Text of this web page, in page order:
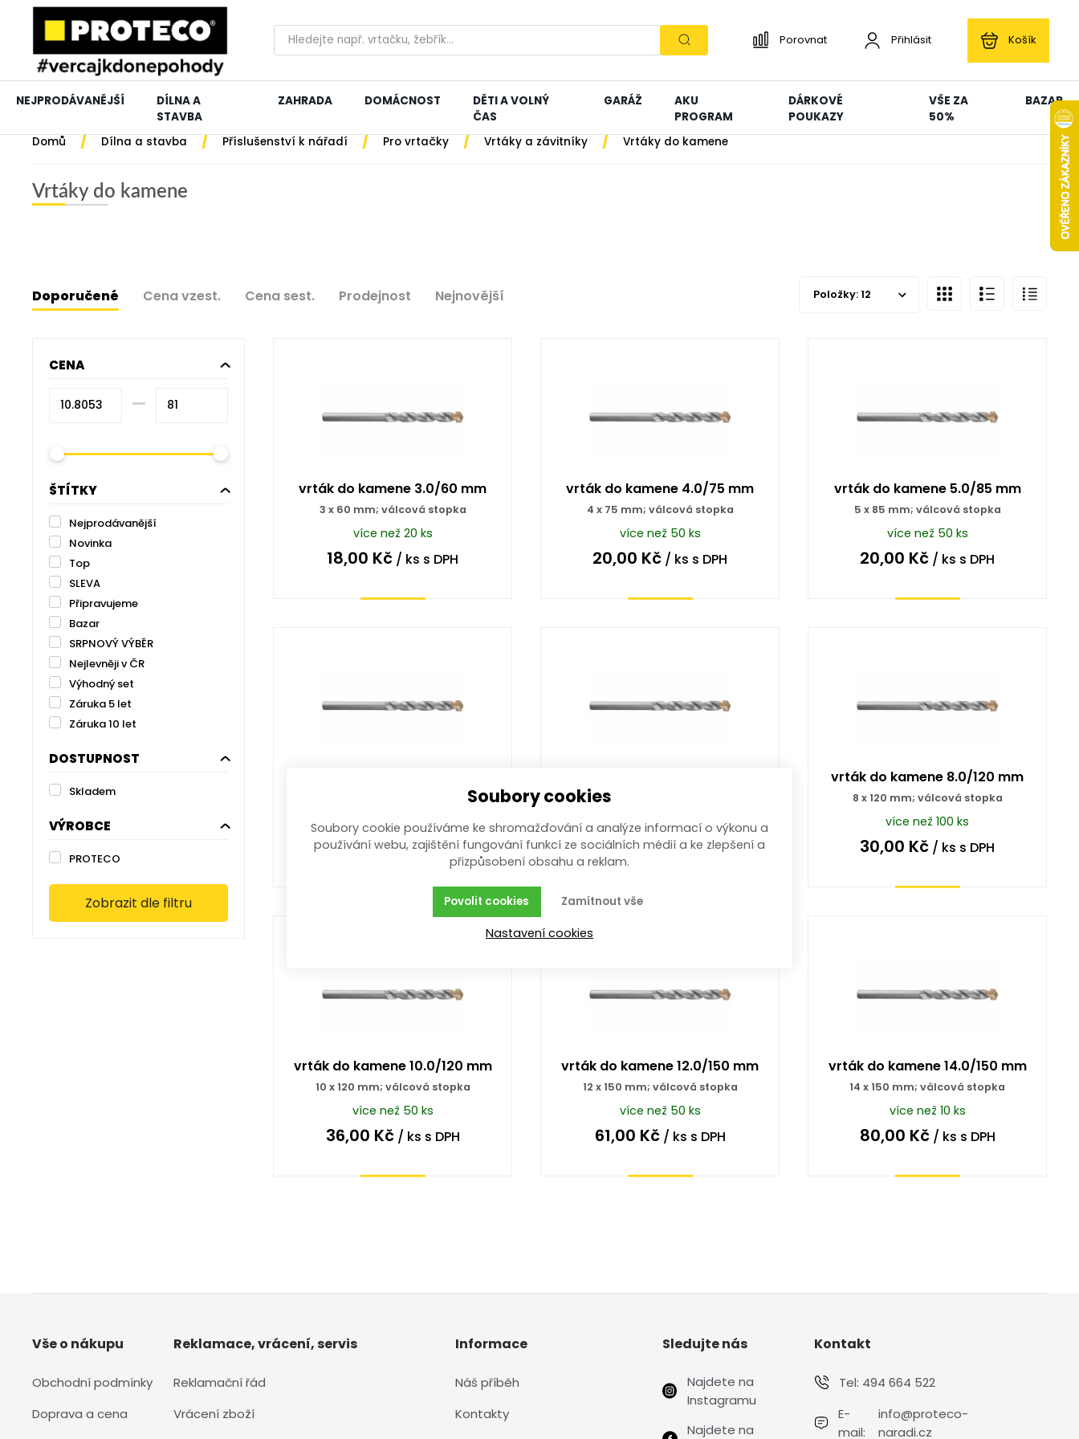
Porovnat Přihlásit Košík
NEJPRODÁVANĚJŠÍ
DÍLNA A
STAVBA
ZAHRADA DOMÁCNOST
DĚTI A VOLNÝ
ČAS
GARÁŽ
AKU
PROGRAM
DÁRKOVÉ
POUKAZY
VŠE ZA
50%
BAZAR
Domů / Dílna a stavba / Příslušenství k nářadí / Pro vrtačky / Vrtáky a závitníky / Vrtáky do kamene
Vrtáky do kamene
Doporučené Cena vzest. Cena sest. Prodejnost Nejnovější Položky: 12
CENA
–⁠
ŠTÍTKY
Nejprodávanější
Novinka
Top
SLEVA
Připravujeme
Bazar
SRPNOVÝ VÝBĚR
Nejlevněji v ČR
Výhodný set
Záruka 5 let
Záruka 10 let
DOSTUPNOST
Skladem
VÝROBCE
PROTECO
Zobrazit dle filtru
vrták do kamene 3.0/60 mm
3 x 60 mm; válcová stopka
více než 20 ks
18,00 Kč / ks s DPH
vrták do kamene 4.0/75 mm
4 x 75 mm; válcová stopka
více než 50 ks
20,00 Kč / ks s DPH
vrták do kamene 5.0/85 mm
5 x 85 mm; válcová stopka
více než 50 ks
20,00 Kč / ks s DPH
6 x 100 mm; válcová stopka
více než 100 ks
22,00Kč/ kss DPH
7 x 100 mm; válcová stopka
více než 10 ks
25,00Kč/ kss DPH
Koupit
vrták do kamene 8.0/120 mm
8 x 120 mm; válcová stopka
více než 100 ks
30,00 Kč / ks s DPH
vrták do kamene 10.0/120 mm
10 x 120 mm; válcová stopka
více než 50 ks
36,00 Kč/ ks s DPH
vrták do kamene 12.0/150 mm
12 x 150 mm; válcová stopka
více než 50 ks
61,00 Kč/ ks s DPH
vrták do kamene 14.0/150 mm
14 x 150 mm; válcová stopka
více než 10 ks
80,00 Kč/ ks s DPH
Vše o nákupu
Obchodní podmínky
Doprava a cena
Reklamace, vrácení, servis
Reklamační řád
Vrácení zboží
Informace
Náš příběh
Kontakty
Sledujte nás
Najdete na
Instagramu
Najdete na
Kontakt
Tel: 494 664 522
E-
mail:
info@proteco-
naradi.cz
Soubory cookies
Soubory cookie používáme ke shromažďování a analýze informací o výkonu a
používání webu, zajištění fungování funkcí ze sociálních médií a ke zlepšení a
přizpůsobení obsahu a reklam.
Zamítnout vše
Povolit cookies
Nastavení cookies